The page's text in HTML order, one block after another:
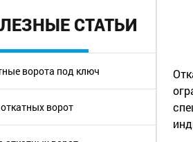
СТАТЬИ
ворота под ключ
ворот